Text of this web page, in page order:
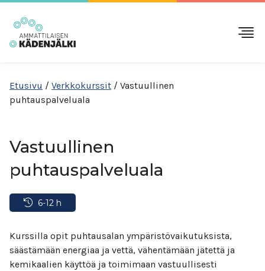
Etusivu / Verkkokurssit / Vastuullinen
puhtauspalveluala
Vastuullinen
puhtauspalveluala
6-12 h
Kurssilla opit puhtausalan ympäristövaikutuksista,
säästämään energiaa ja vettä, vähentämään jätettä ja
kemikaalien käyttöä ja toimimaan vastuullisesti